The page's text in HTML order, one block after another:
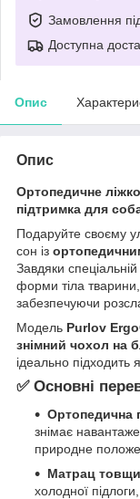
Замовлення
Доступна
Опис
Опис
Ортопедичне
підтримка для
Подаруйте своєму
сон із
Завдяки спеціальній
форми тіла тварини,
забезпечуючи
Модель Purlov
знімний чохол на
ідеально підходить
✅ Основні
Ортопедична
знімає
природне
Матрац
холодної